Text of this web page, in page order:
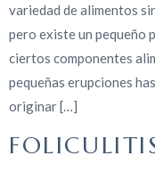
variedad de alimentos
pero existe un pequeño
ciertos componentes
pequeñas erupciones
originar […]